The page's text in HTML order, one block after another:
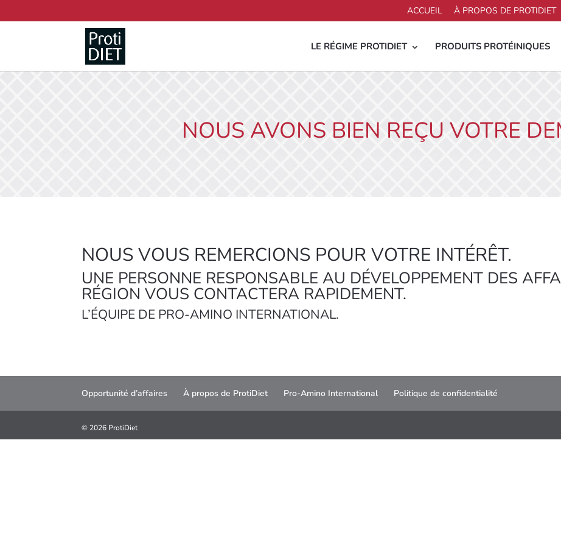
ACCUEIL À PROPOS DE PROTIDIET
LE RÉGIME PROTIDIET PRODUITS PROTÉINIQUES
NOUS AVONS BIEN REÇU VOTRE
NOUS VOUS REMERCIONS POUR VOTRE INTÉRÊT.
UNE PERSONNE RESPONSABLE AU DÉVELOPPEMENT DES
RÉGION VOUS CONTACTERA RAPIDEMENT.
L’ÉQUIPE DE PRO-AMINO INTERNATIONAL.
Opportunité d’affaires À propos de ProtiDiet Pro-Amino International Politique de confidentialité
© 2026 ProtiDiet